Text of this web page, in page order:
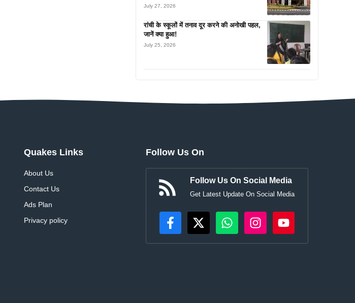
July 27, 2026
रांची के स्कूलों में तनाव दूर करने की अनोखी पहल,
जानें क्या हुआ!
July 25, 2026
Quakes Links
About Us
Contact Us
Ads Plan
Privacy policy
Follow Us On
Follow Us On Social Media
Get Latest Update On Social Media